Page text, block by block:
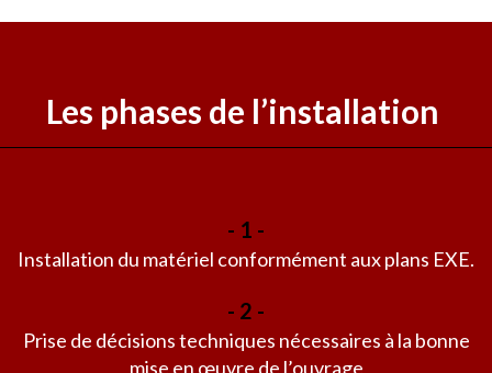
Les phases de l’installation
- 1 -
Installation du matériel conformément aux plans EXE.
- 2 -
Prise de décisions techniques nécessaires à la bonne
mise en œuvre de l’ouvrage